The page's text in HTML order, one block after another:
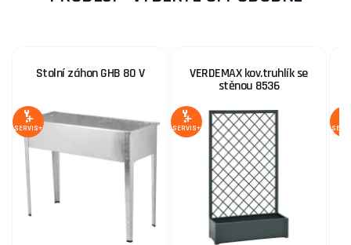
Stolní záhon GHB 80 V
SERVIS+
VERDEMAX kov.truhlík se
stěnou 8536
SERVIS+